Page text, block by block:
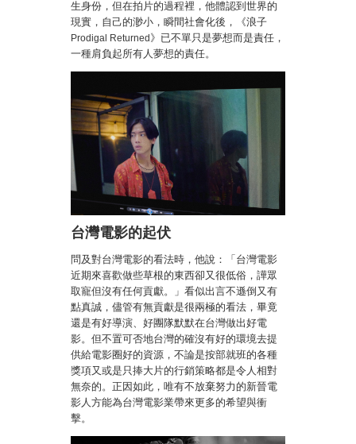
生身份，但在拍片的過程裡 ，他體認到世界的
現實，自己的渺小，瞬間社會化後，
《浪子
Prodigal Returned》 已不單只是夢想而是責任，
一種肩負起所有人夢想的責任。
台灣電影的起伏
問及對台灣電影的看法時，他說：「台灣電影
近期來喜歡做些草根的東西卻又很低俗，譁眾
取寵但沒有任何貢獻。」看似出言不遜倒又有
點真誠，儘管有無貢獻是很兩極的看法，畢竟
還是有好導演、好團隊默默在台灣做出好電
影。但不置可否地台灣的確沒有好的環境去提
供給電影圈好的資源，不論是按部就班的各種
獎項又或是只捧大片的行銷策略都是令人相對
無奈的。正因如此，唯有不放棄努力的新晉電
影人方能為台灣電影業帶來更多的希望與衝
擊。